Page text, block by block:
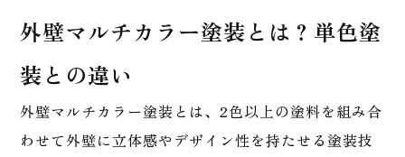
外壁マルチカラー塗装とは？単色塗
装との違い
外壁マルチカラー塗装とは、2色以上の塗料を組み合
わせて外壁に立体感やデザイン性を持たせる塗装技